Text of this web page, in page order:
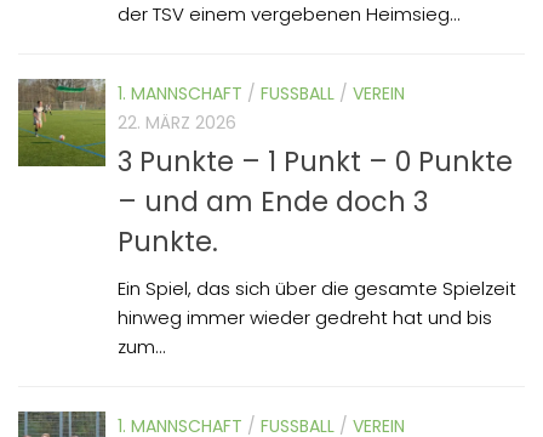
der TSV einem vergebenen Heimsieg...
1. MANNSCHAFT / FUSSBALL / VEREIN
22. MÄRZ 2026
3 Punkte – 1 Punkt – 0 Punkte
– und am Ende doch 3
Punkte.
Ein Spiel, das sich über die gesamte Spielzeit
hinweg immer wieder gedreht hat und bis
zum...
1. MANNSCHAFT / FUSSBALL / VEREIN